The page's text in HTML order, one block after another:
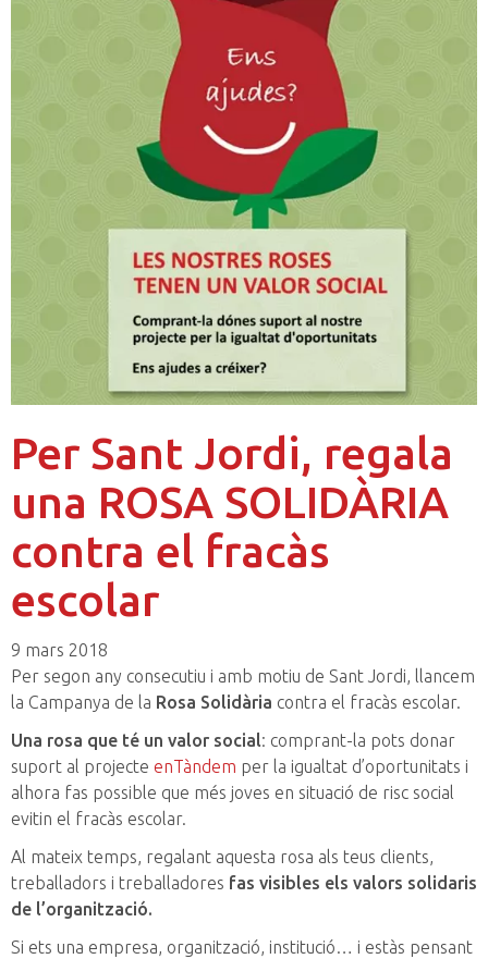
Per Sant Jordi, regala
una ROSA SOLIDÀRIA
contra el fracàs
escolar
9 mars 2018
Per segon any consecutiu i amb motiu de Sant Jordi, llancem
la Campanya de la Rosa Solidària contra el fracàs escolar.
Una rosa que té un valor social: comprant-la pots donar
suport al projecte enTàndem per la igualtat d’oportunitats i
alhora fas possible que més joves en situació de risc social
evitin el fracàs escolar.
Al mateix temps, regalant aquesta rosa als teus clients,
treballadors i treballadores fas visibles els valors solidaris
de l’organització.
Si ets una empresa, organització, institució… i estàs pensant